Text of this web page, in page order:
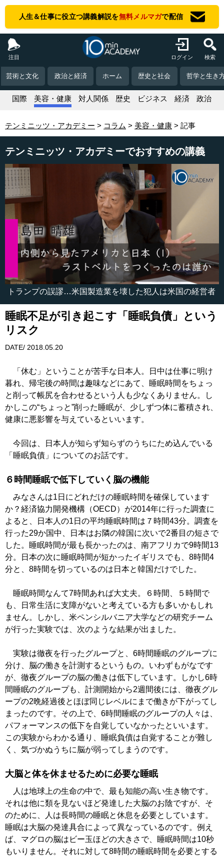
人生＆仕事に役立つ講義解説を無料メルマガで配信
注目 ログイン 検索
芸術と文化 政治と経済 ホーム 歴史と社会 哲学と生き
国際 美容・健康 対人関係 歴史 ビジネス 経済 政治
テンミニッツ・アカデミー コラム 美容・健康 記事
テンミニッツ・アカデミーでおすすめの講義
トランプの誤謬…米国製造業を壊した犯人は米国の経営者
睡眠不足が引き起こす「睡眠負債」という
リスク
DATE/ 2018.05.20
「休む」ということが苦手な日本人。日中は仕事に明け
暮れ、帰宅後の時間は趣味などにあて、睡眠時間をちょっ
と削って帳尻を合わせるという人も少なくありません。し
かしこの“ちょっと”削った睡眠が、少しずつ体に蓄積され、
健康に悪影響を与えているといいます。
今回は、日本人が知らず知らずのうちにため込んでいる
「睡眠負債」についてのお話です。
６時間睡眠で低下していく脳の機能
みなさんは1日にどれだけの睡眠時間を確保しています
か？経済協力開発機構（OECD）が2014年に行った調査に
よると、日本人の1日の平均睡眠時間は７時間43分。調査を
行った29か国中、日本はお隣の韓国に次いで2番目の短さで
した。睡眠時間が最も長かったのは、南アフリカで9時間13
分。日本の次に睡眠時間が短かったイギリスでも、8時間4
分と、8時間を切っているのは日本と韓国だけでした。
睡眠時間なんて7時間あれば大丈夫。６時間、５時間で
も、日常生活に支障がないと考えている方も多いかもしれ
ません。しかし、米ペンシルバニア大学などの研究チーム
が行った実験では、次のような結果が出ました。
実験は徹夜を行ったグループと、6時間睡眠のグループに
分け、脳の働きを計測するというもの。いわずもがなです
が、徹夜グループの脳の働きは低下しています。しかし6時
間睡眠のグループも、計測開始から2週間後には、徹夜グル
ープの2晩経過後とほぼ同じレベルにまで働きが下がってし
まったのです。その上で、6時間睡眠のグループの人々は、
パフォーマンスの低下を自覚していなかったといいます。
この実験からわかる通り、睡眠負債は自覚することが難し
く、気づかぬうちに脳が弱ってしまうのです。
大脳と体を休ませるために必要な睡眠
人は地球上の生命の中で、最も知能の高い生き物です。
それは他に類を見ないほど発達した大脳のお陰ですが、そ
のために、人は長時間の睡眠と休息を必要としています。
睡眠は大脳の発達具合によって異なっているのです。例え
ば、マグロの脳はビー玉ほどの大きさで、睡眠時間は10秒
もいりません。それに対して8時間の睡眠時間を必要とする